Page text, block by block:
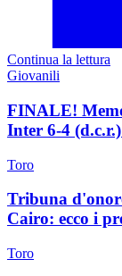
Continua la lettura
Giovanili
FINALE!
Inter 6-4
Toro
Tribuna
Cairo: ecco i
Toro